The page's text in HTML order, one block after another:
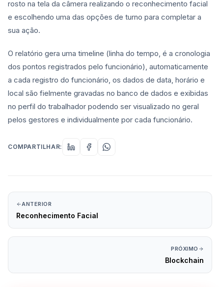
rosto na tela da câmera realizando o reconhecimento facial
e escolhendo uma das opções de turno para completar a
sua ação.
O relatório gera uma timeline (linha do tempo, é a cronologia
dos pontos registrados pelo funcionário), automaticamente
a cada registro do funcionário, os dados de data, horário e
local são fielmente gravadas no banco de dados e exibidas
no perfil do trabalhador podendo ser visualizado no geral
pelos gestores e individualmente por cada funcionário.
COMPARTILHAR:
ANTERIOR
Reconhecimento Facial
PRÓXIMO
Blockchain